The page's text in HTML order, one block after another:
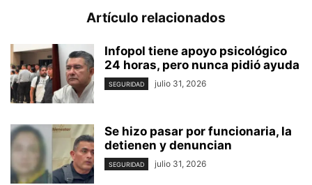
Artículo relacionados
Infopol tiene apoyo psicológico
24 horas, pero nunca pidió ayuda
SEGURIDAD julio 31, 2026
Se hizo pasar por funcionaria, la
detienen y denuncian
SEGURIDAD julio 31, 2026